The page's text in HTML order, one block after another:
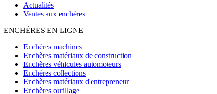
Actualités
Ventes aux enchères
ENCHÈRES EN LIGNE
Enchères machines
Enchères matériaux de construction
Enchères véhicules automoteurs
Enchères collections
Enchères matériaux d'entrepreneur
Enchères outillage